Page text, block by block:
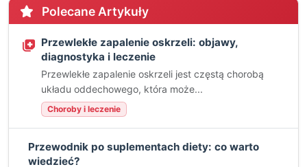
Polecane Artykuły
Przewlekłe zapalenie oskrzeli: objawy,
diagnostyka i leczenie
Przewlekłe zapalenie oskrzeli jest częstą chorobą
układu oddechowego, która może...
Choroby i leczenie
Przewodnik po suplementach diety: co warto
wiedzieć?